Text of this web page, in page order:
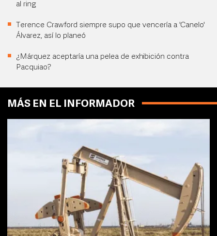
al ring
Terence Crawford siempre supo que vencería a 'Canelo'
Álvarez, así lo planeó
¿Márquez aceptaría una pelea de exhibición contra
Pacquiao?
MÁS EN EL INFORMADOR